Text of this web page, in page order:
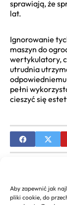
Aby zapewnić jak
pliki cookie, do
sprawiają, że
lat.
Ignorowanie
maszyn do
wertykulatory,
utrudnia
pełni
cieszyć się